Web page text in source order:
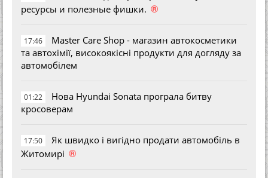
ресурсы и полезные фишки. ®
17:46
Master Care Shop - магазин автокосметики
та автохімії, високоякісні продукти для догляду за
автомобілем
01:22
Нова Hyundai Sonata програла битву
кросоверам
17:50
Як швидко і вигідно продати автомобіль в
Житомирі ®